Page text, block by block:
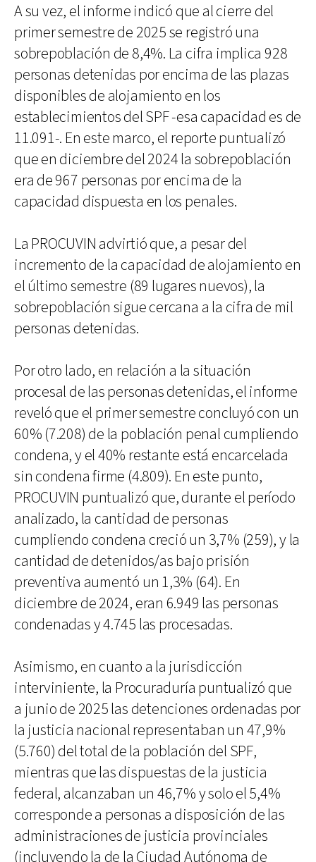
A su vez, el informe indicó que al cierre del
primer semestre de 2025 se registró una
sobrepoblación de 8,4%. La cifra implica 928
personas detenidas por encima de las plazas
disponibles de alojamiento en los
establecimientos del SPF -esa capacidad es de
11.091-. En este marco, el reporte puntualizó
que en diciembre del 2024 la sobrepoblación
era de 967 personas por encima de la
capacidad dispuesta en los penales.
La PROCUVIN advirtió que, a pesar del
incremento de la capacidad de alojamiento en
el último semestre (89 lugares nuevos), la
sobrepoblación sigue cercana a la cifra de mil
personas detenidas.
Por otro lado, en relación a la situación
procesal de las personas detenidas, el informe
reveló que el primer semestre concluyó con un
60% (7.208) de la población penal cumpliendo
condena, y el 40% restante está encarcelada
sin condena firme (4.809). En este punto,
PROCUVIN puntualizó que, durante el período
analizado, la cantidad de personas
cumpliendo condena creció un 3,7% (259), y la
cantidad de detenidos/as bajo prisión
preventiva aumentó un 1,3% (64). En
diciembre de 2024, eran 6.949 las personas
condenadas y 4.745 las procesadas.
Asimismo, en cuanto a la jurisdicción
interviniente, la Procuraduría puntualizó que
a junio de 2025 las detenciones ordenadas por
la justicia nacional representaban un 47,9%
(5.760) del total de la población del SPF,
mientras que las dispuestas de la justicia
federal, alcanzaban un 46,7% y solo el 5,4%
corresponde a personas a disposición de las
administraciones de justicia provinciales
(incluyendo la de la Ciudad Autónoma de